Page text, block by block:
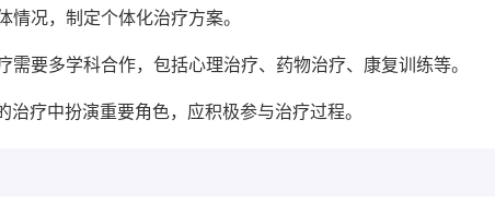
况，制定个体化治疗方案。
要多学科合作，包括心理治疗、药物治疗、康复训练等。
疗中扮演重要角色，应积极参与治疗过程。